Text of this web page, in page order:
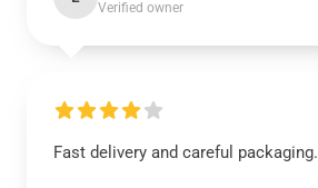
Verified owner
Fast delivery and careful packaging.